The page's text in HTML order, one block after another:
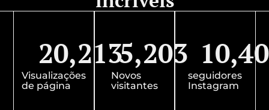
Visualizações
de página
20,213
Novos
visitantes
5,203
seguidores
Instagram